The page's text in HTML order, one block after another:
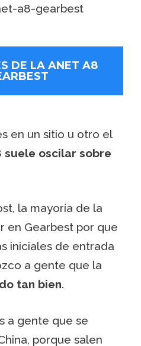
DE LA ANET A8
en un sitio u otro el
suele oscilar sobre
la mayoría de la
en Gearbest por que
iniciales de entrada
a gente que la
tan bien.
a gente que se
porque salen